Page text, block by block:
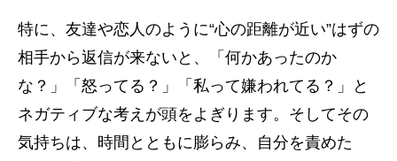
特に、友達や恋人のように“心の距離が近い”はずの
相手から返信が来ないと、「何かあったのか
な？」「怒ってる？」「私って嫌われてる？」と
ネガティブな考えが頭をよぎります。そしてその
気持ちは、時間とともに膨らみ、自分を責めた